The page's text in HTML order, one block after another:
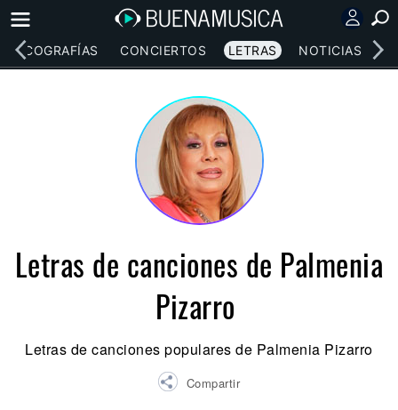
DISCOGRAFÍAS CONCIERTOS LETRAS NOTICIAS
Letras de canciones de Palmenia
Pizarro
Letras de canciones populares de Palmenia Pizarro
Compartir